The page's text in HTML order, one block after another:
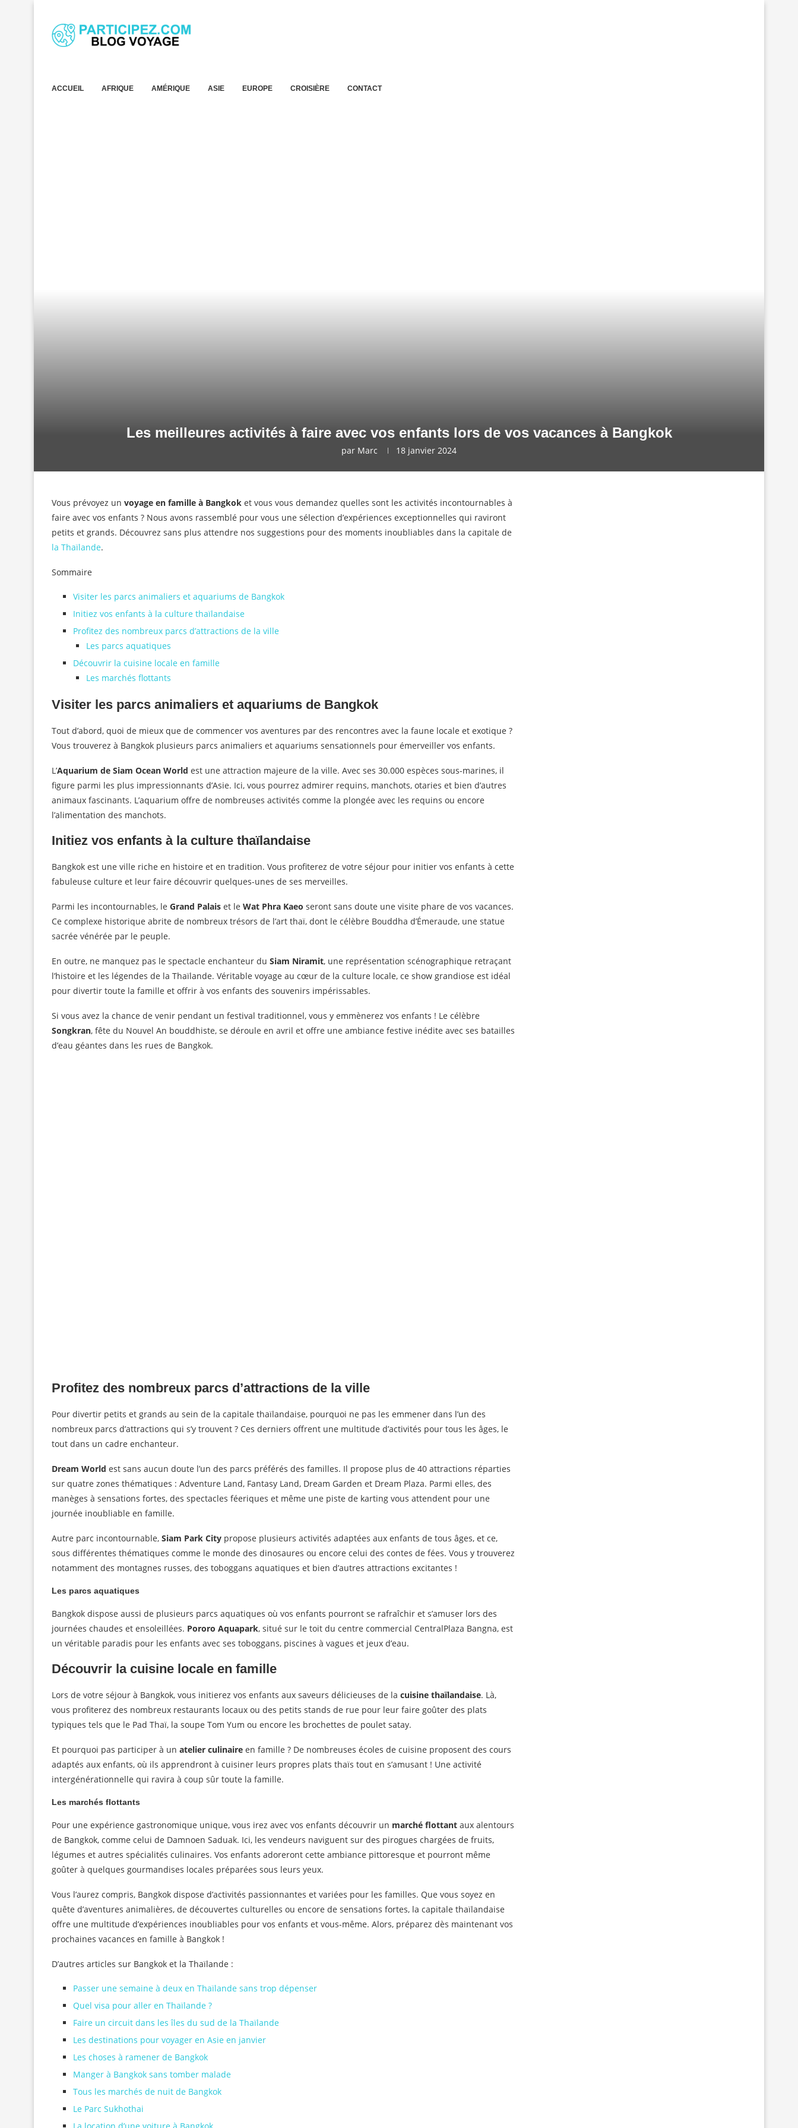
ACCUEIL AFRIQUE AMÉRIQUE ASIE EUROPE CROISIÈRE CONTACT
Les meilleures activités à faire avec vos enfants lors de vos vacances à Bangkok
par Marc 18 janvier 2024
Vous prévoyez un voyage en famille à Bangkok et vous vous demandez quelles sont les activités incontournables à
faire avec vos enfants ? Nous avons rassemblé pour vous une sélection d’expériences exceptionnelles qui raviront
petits et grands. Découvrez sans plus attendre nos suggestions pour des moments inoubliables dans la capitale de
la Thaïlande.
Sommaire
Visiter les parcs animaliers et aquariums de Bangkok
Initiez vos enfants à la culture thaïlandaise
Profitez des nombreux parcs d’attractions de la ville
Les parcs aquatiques
Découvrir la cuisine locale en famille
Les marchés flottants
Visiter les parcs animaliers et aquariums de Bangkok
Tout d’abord, quoi de mieux que de commencer vos aventures par des rencontres avec la faune locale et exotique ?
Vous trouverez à Bangkok plusieurs parcs animaliers et aquariums sensationnels pour émerveiller vos enfants.
L’Aquarium de Siam Ocean World est une attraction majeure de la ville. Avec ses 30.000 espèces sous-marines, il
figure parmi les plus impressionnants d’Asie. Ici, vous pourrez admirer requins, manchots, otaries et bien d’autres
animaux fascinants. L’aquarium offre de nombreuses activités comme la plongée avec les requins ou encore
l’alimentation des manchots.
Initiez vos enfants à la culture thaïlandaise
Bangkok est une ville riche en histoire et en tradition. Vous profiterez de votre séjour pour initier vos enfants à cette
fabuleuse culture et leur faire découvrir quelques-unes de ses merveilles.
Parmi les incontournables, le Grand Palais et le Wat Phra Kaeo seront sans doute une visite phare de vos vacances.
Ce complexe historique abrite de nombreux trésors de l’art thaï, dont le célèbre Bouddha d’Émeraude, une statue
sacrée vénérée par le peuple.
En outre, ne manquez pas le spectacle enchanteur du Siam Niramit, une représentation scénographique retraçant
l’histoire et les légendes de la Thaïlande. Véritable voyage au cœur de la culture locale, ce show grandiose est idéal
pour divertir toute la famille et offrir à vos enfants des souvenirs impérissables.
Si vous avez la chance de venir pendant un festival traditionnel, vous y emmènerez vos enfants ! Le célèbre
Songkran, fête du Nouvel An bouddhiste, se déroule en avril et offre une ambiance festive inédite avec ses batailles
d’eau géantes dans les rues de Bangkok.
Profitez des nombreux parcs d’attractions de la ville
Pour divertir petits et grands au sein de la capitale thaïlandaise, pourquoi ne pas les emmener dans l’un des
nombreux parcs d’attractions qui s’y trouvent ? Ces derniers offrent une multitude d’activités pour tous les âges, le
tout dans un cadre enchanteur.
Dream World est sans aucun doute l’un des parcs préférés des familles. Il propose plus de 40 attractions réparties
sur quatre zones thématiques : Adventure Land, Fantasy Land, Dream Garden et Dream Plaza. Parmi elles, des
manèges à sensations fortes, des spectacles féeriques et même une piste de karting vous attendent pour une
journée inoubliable en famille.
Autre parc incontournable, Siam Park City propose plusieurs activités adaptées aux enfants de tous âges, et ce,
sous différentes thématiques comme le monde des dinosaures ou encore celui des contes de fées. Vous y trouverez
notamment des montagnes russes, des toboggans aquatiques et bien d’autres attractions excitantes !
Les parcs aquatiques
Bangkok dispose aussi de plusieurs parcs aquatiques où vos enfants pourront se rafraîchir et s’amuser lors des
journées chaudes et ensoleillées. Pororo Aquapark, situé sur le toit du centre commercial CentralPlaza Bangna, est
un véritable paradis pour les enfants avec ses toboggans, piscines à vagues et jeux d’eau.
Découvrir la cuisine locale en famille
Lors de votre séjour à Bangkok, vous initierez vos enfants aux saveurs délicieuses de la cuisine thaïlandaise. Là,
vous profiterez des nombreux restaurants locaux ou des petits stands de rue pour leur faire goûter des plats
typiques tels que le Pad Thaï, la soupe Tom Yum ou encore les brochettes de poulet satay.
Et pourquoi pas participer à un atelier culinaire en famille ? De nombreuses écoles de cuisine proposent des cours
adaptés aux enfants, où ils apprendront à cuisiner leurs propres plats thaïs tout en s’amusant ! Une activité
intergénérationnelle qui ravira à coup sûr toute la famille.
Les marchés flottants
Pour une expérience gastronomique unique, vous irez avec vos enfants découvrir un marché flottant aux alentours
de Bangkok, comme celui de Damnoen Saduak. Ici, les vendeurs naviguent sur des pirogues chargées de fruits,
légumes et autres spécialités culinaires. Vos enfants adoreront cette ambiance pittoresque et pourront même
goûter à quelques gourmandises locales préparées sous leurs yeux.
Vous l’aurez compris, Bangkok dispose d’activités passionnantes et variées pour les familles. Que vous soyez en
quête d’aventures animalières, de découvertes culturelles ou encore de sensations fortes, la capitale thaïlandaise
offre une multitude d’expériences inoubliables pour vos enfants et vous-même. Alors, préparez dès maintenant vos
prochaines vacances en famille à Bangkok !
D’autres articles sur Bangkok et la Thaïlande :
Passer une semaine à deux en Thaïlande sans trop dépenser
Quel visa pour aller en Thaïlande ?
Faire un circuit dans les îles du sud de la Thaïlande
Les destinations pour voyager en Asie en janvier
Les choses à ramener de Bangkok
Manger à Bangkok sans tomber malade
Tous les marchés de nuit de Bangkok
Le Parc Sukhothai